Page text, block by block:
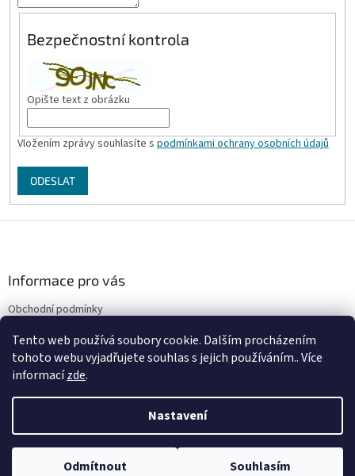
Tento web používá soubory cookie. Dalším procházením
tohoto webu vyjadřujete souhlas s jejich používáním.. Více
informacízde.
Nastavení
Odmítnout Souhlasím
Bezpečnostní kontrola
Opište text z obrázku
Vložením zprávy souhlasíte s podmínkami ochrany osobních údajů
ODESLAT
í
Informace pro vás
Obchodní podmínky
Kontakty
Vytvořil Shoptet
Copyright 2026Canadiana . Všechna práva vyhrazena.